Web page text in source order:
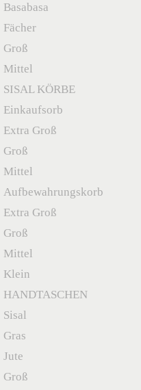
Basabasa
Fächer
Groß
Mittel
SISAL KÖRBE
Einkaufsorb
Extra Groß
Groß
Mittel
Aufbewahrungskorb
Extra Groß
Groß
Mittel
Klein
HANDTASCHEN
Sisal
Gras
Jute
Groß